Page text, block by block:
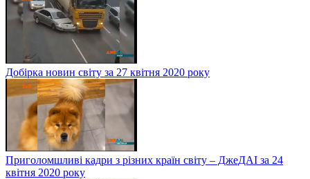
Добірка новин світу за 27 квітня 2020 року
Приголомшливі кадри з різних країн світу – ДжеДАІ за 24
квітня 2020 року